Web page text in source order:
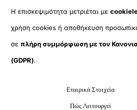
Η επισκεψιμότητα μετριέται με
χρήση cookies ή αποθήκευση
σεπλήρη συμμόρφωση με τον
(GDPR).
Εταιρικά Στοιχεία
Πώς Λειτουργεί